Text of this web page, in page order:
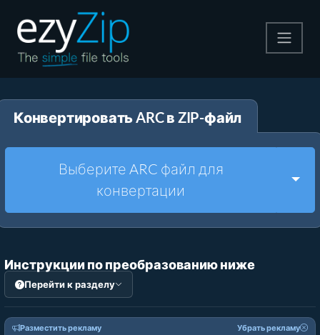
Pаспаковывайте
Другие инструменты
Конвертировать ARC в ZIP-файл
Выберите ARC файл для
конвертации
Инструкции по преобразованию ниже
Перейти к разделу
Разместить рекламу Убрать рекламу